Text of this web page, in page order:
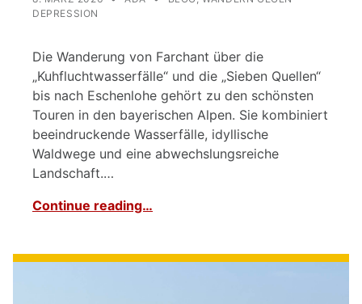
DEPRESSION
Die Wanderung von Farchant über die
„Kuhfluchtwasserfälle“ und die „Sieben Quellen“
bis nach Eschenlohe gehört zu den schönsten
Touren in den bayerischen Alpen. Sie kombiniert
beeindruckende Wasserfälle, idyllische
Waldwege und eine abwechslungsreiche
Landschaft.…
Continue reading…